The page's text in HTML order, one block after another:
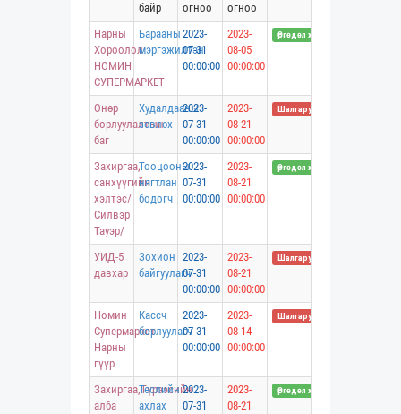
байр
огноо
огноо
Нарны
Хороолол
НОМИН
СУПЕРМАРКЕТ
Барааны
мэргэжилтэн
2023-
07-31
00:00:00
2023-
08-05
00:00:00
Өргөдөл хүлээн авч байна
Өнөр
борлуулалтын
баг
Худалдааны
зөвлөх
2023-
07-31
00:00:00
2023-
08-21
00:00:00
Шалгаруулалт хийгдэж байна
Захиргаа,
санхүүгийн
хэлтэс/
Силвэр
Тауэр/
Тооцооны
нягтлан
бодогч
2023-
07-31
00:00:00
2023-
08-21
00:00:00
Өргөдөл хүлээн авч байна
УИД-5
давхар
Зохион
байгуулагч
2023-
07-31
00:00:00
2023-
08-21
00:00:00
Шалгаруулалт хийгдэж байна
Номин
Супермаркет
Нарны
гүүр
Кассч
борлуулагч
2023-
07-31
00:00:00
2023-
08-14
00:00:00
Шалгаруулалт хийгдэж байна
Захиргаа,Түрээсийн
алба
Төслийн
ахлах
2023-
07-31
2023-
08-21
Өргөдөл хүлээн авч байна